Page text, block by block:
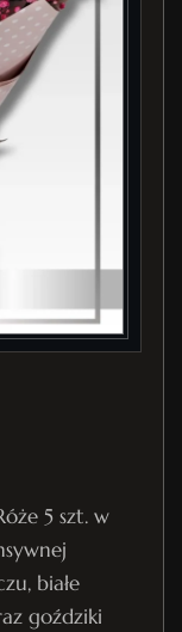
5 szt. w
białe
goździki